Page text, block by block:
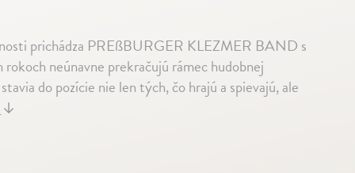
prichádza PREßBURGER KLEZMER BAND s
neúnavne prekračujú rámec hudobnej
do pozície nie len tých, čo hrajú a spievajú, ale
↓